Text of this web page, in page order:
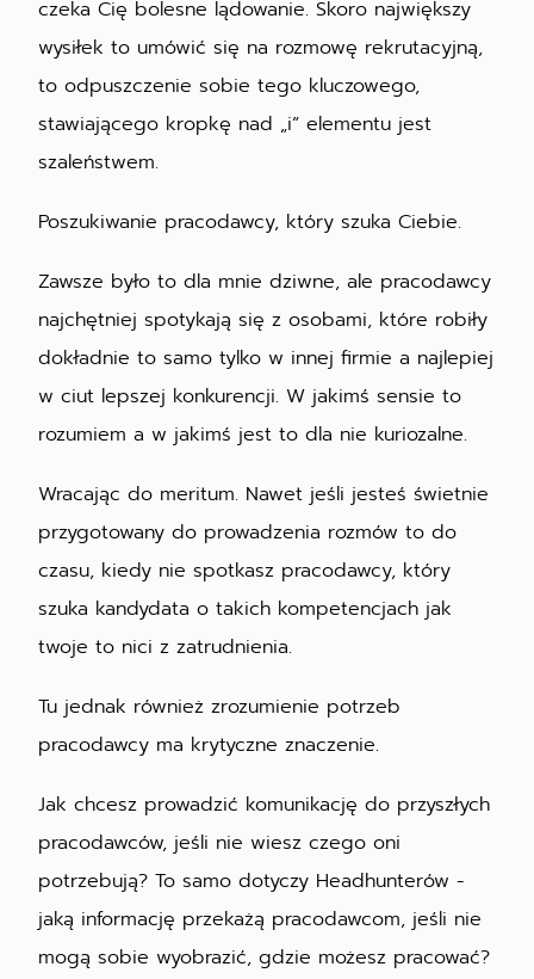
czeka Cię bolesne lądowanie. Skoro największy
wysiłek to umówić się na rozmowę rekrutacyjną,
to odpuszczenie sobie tego kluczowego,
stawiającego kropkę nad „i” elementu jest
szaleństwem.
Poszukiwanie pracodawcy, który szuka Ciebie.
Zawsze było to dla mnie dziwne, ale pracodawcy
najchętniej spotykają się z osobami, które robiły
dokładnie to samo tylko w innej firmie a najlepiej
w ciut lepszej konkurencji. W jakimś sensie to
rozumiem a w jakimś jest to dla nie kuriozalne.
Wracając do meritum. Nawet jeśli jesteś świetnie
przygotowany do prowadzenia rozmów to do
czasu, kiedy nie spotkasz pracodawcy, który
szuka kandydata o takich kompetencjach jak
twoje to nici z zatrudnienia.
Tu jednak również zrozumienie potrzeb
pracodawcy ma krytyczne znaczenie.
Jak chcesz prowadzić komunikację do przyszłych
pracodawców, jeśli nie wiesz czego oni
potrzebują? To samo dotyczy Headhunterów -
jaką informację przekażą pracodawcom, jeśli nie
mogą sobie wyobrazić, gdzie możesz pracować?